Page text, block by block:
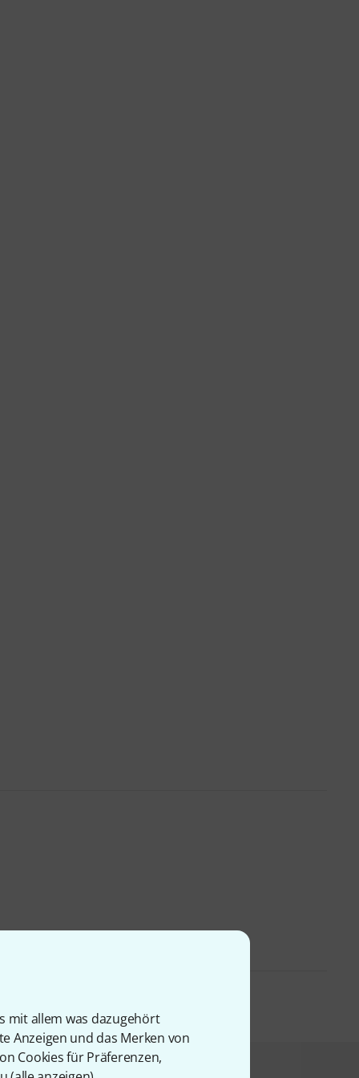
mit allem was dazugehört
Anzeigen und das Merken von
Cookies für Präferenzen,